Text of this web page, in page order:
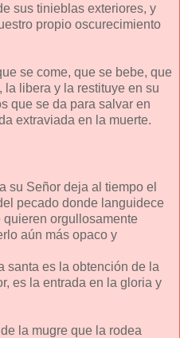
sus tinieblas exteriores, y
propio oscurecimiento
se come, que se bebe, que
libera y la restituye en su
que se da para salvar en
extraviada en la muerte.
su Señor deja al tiempo el
pecado donde languidece
orgullosamente
aún más opaco y
santa es la obtención de la
es la entrada en la gloria y
la mugre que la rodea